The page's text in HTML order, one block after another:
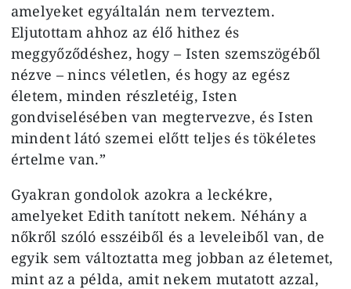
amelyeket egyáltalán nem terveztem.
Eljutottam ahhoz az élő hithez és
meggyőződéshez, hogy – Isten szemszögéből
nézve – nincs véletlen, és hogy az egész
életem, minden részletéig, Isten
gondviselésében van megtervezve, és Isten
mindent látó szemei előtt teljes és tökéletes
értelme van.”
Gyakran gondolok azokra a leckékre,
amelyeket Edith tanított nekem. Néhány a
nőkről szóló esszéiből és a leveleiből van, de
egyik sem változtatta meg jobban az életemet,
mint az a példa, amit nekem mutatott azzal,